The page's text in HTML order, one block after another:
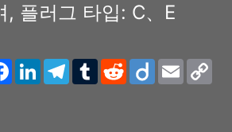
, 플러그 타입: C、E
Facebook
LinkedInTelegram
TumblrRedditDiigo Email